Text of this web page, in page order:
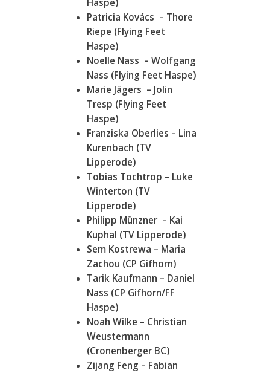
Haspe)
Patricia Kovács – Thore
Riepe (Flying Feet
Haspe)
Noelle Nass – Wolfgang
Nass (Flying Feet Haspe)
Marie Jägers – Jolin
Tresp (Flying Feet
Haspe)
Franziska Oberlies – Lina
Kurenbach (TV
Lipperode)
Tobias Tochtrop – Luke
Winterton (TV
Lipperode)
Philipp Münzner – Kai
Kuphal (TV Lipperode)
Sem Kostrewa – Maria
Zachou (CP Gifhorn)
Tarik Kaufmann – Daniel
Nass (CP Gifhorn/FF
Haspe)
Noah Wilke – Christian
Weustermann
(Cronenberger BC)
Zijang Feng – Fabian